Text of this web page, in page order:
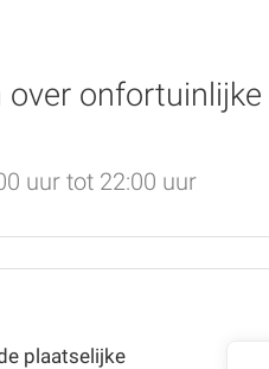
uur tot 22:00 uur
plaatselijke